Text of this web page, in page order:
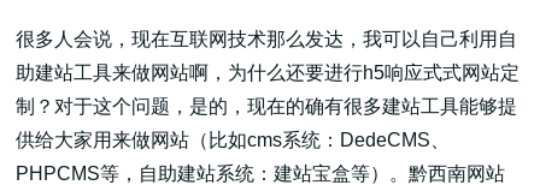
很多人会说，现在互联网技术那么发达，我可以自己利用自
助建站工具来做网站啊，为什么还要进行h5响应式式网站定
制？对于这个问题，是的，现在的确有很多建站工具能够提
供给大家用来做网站（比如cms系统：DedeCMS、
PHPCMS等，自助建站系统：建站宝盒等）。黔西南网站